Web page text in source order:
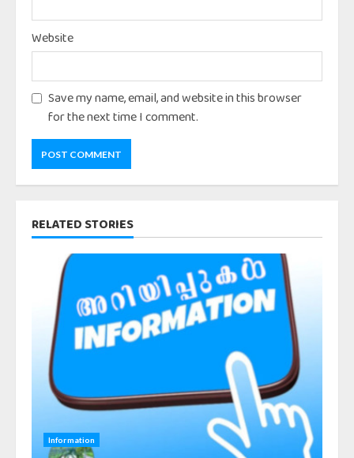
Website
Save my name, email, and website in this browser
for the next time I comment.
RELATED STORIES
Information